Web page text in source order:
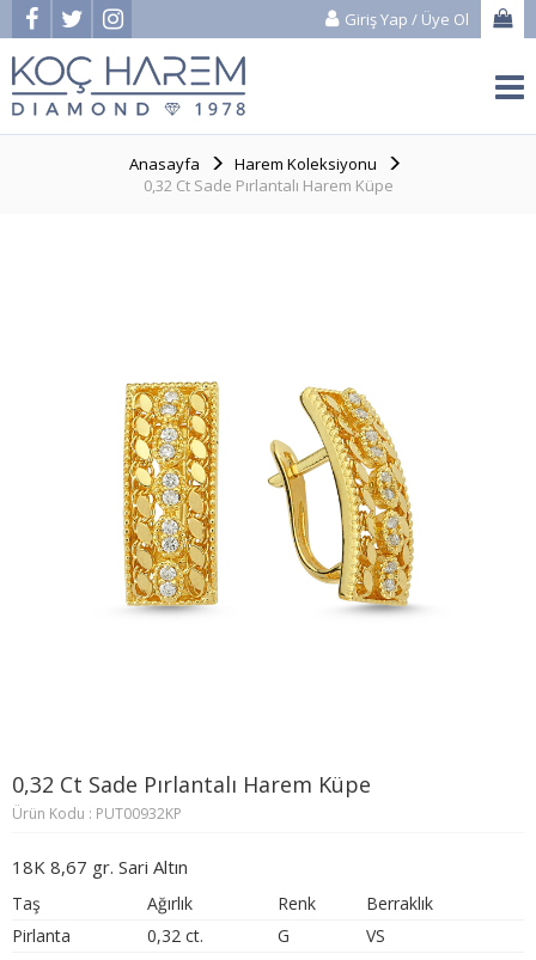
Giriş Yap / Üye Ol
Anasayfa
Harem Koleksiyonu
0,32 Ct Sade Pırlantalı Harem Küpe
0,32 Ct Sade Pırlantalı Harem Küpe
Ürün Kodu : PUT00932KP
18K 8,67 gr. Sari Altın
Taş Ağırlık Renk
Berraklık
Pirlanta
0,32 ct. G
VS